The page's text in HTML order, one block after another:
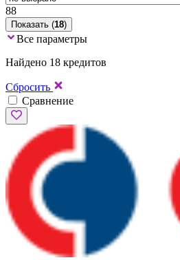
88
Показать (18)
Все параметры
Найдено 18 кредитов
Сбросить
Сравнение